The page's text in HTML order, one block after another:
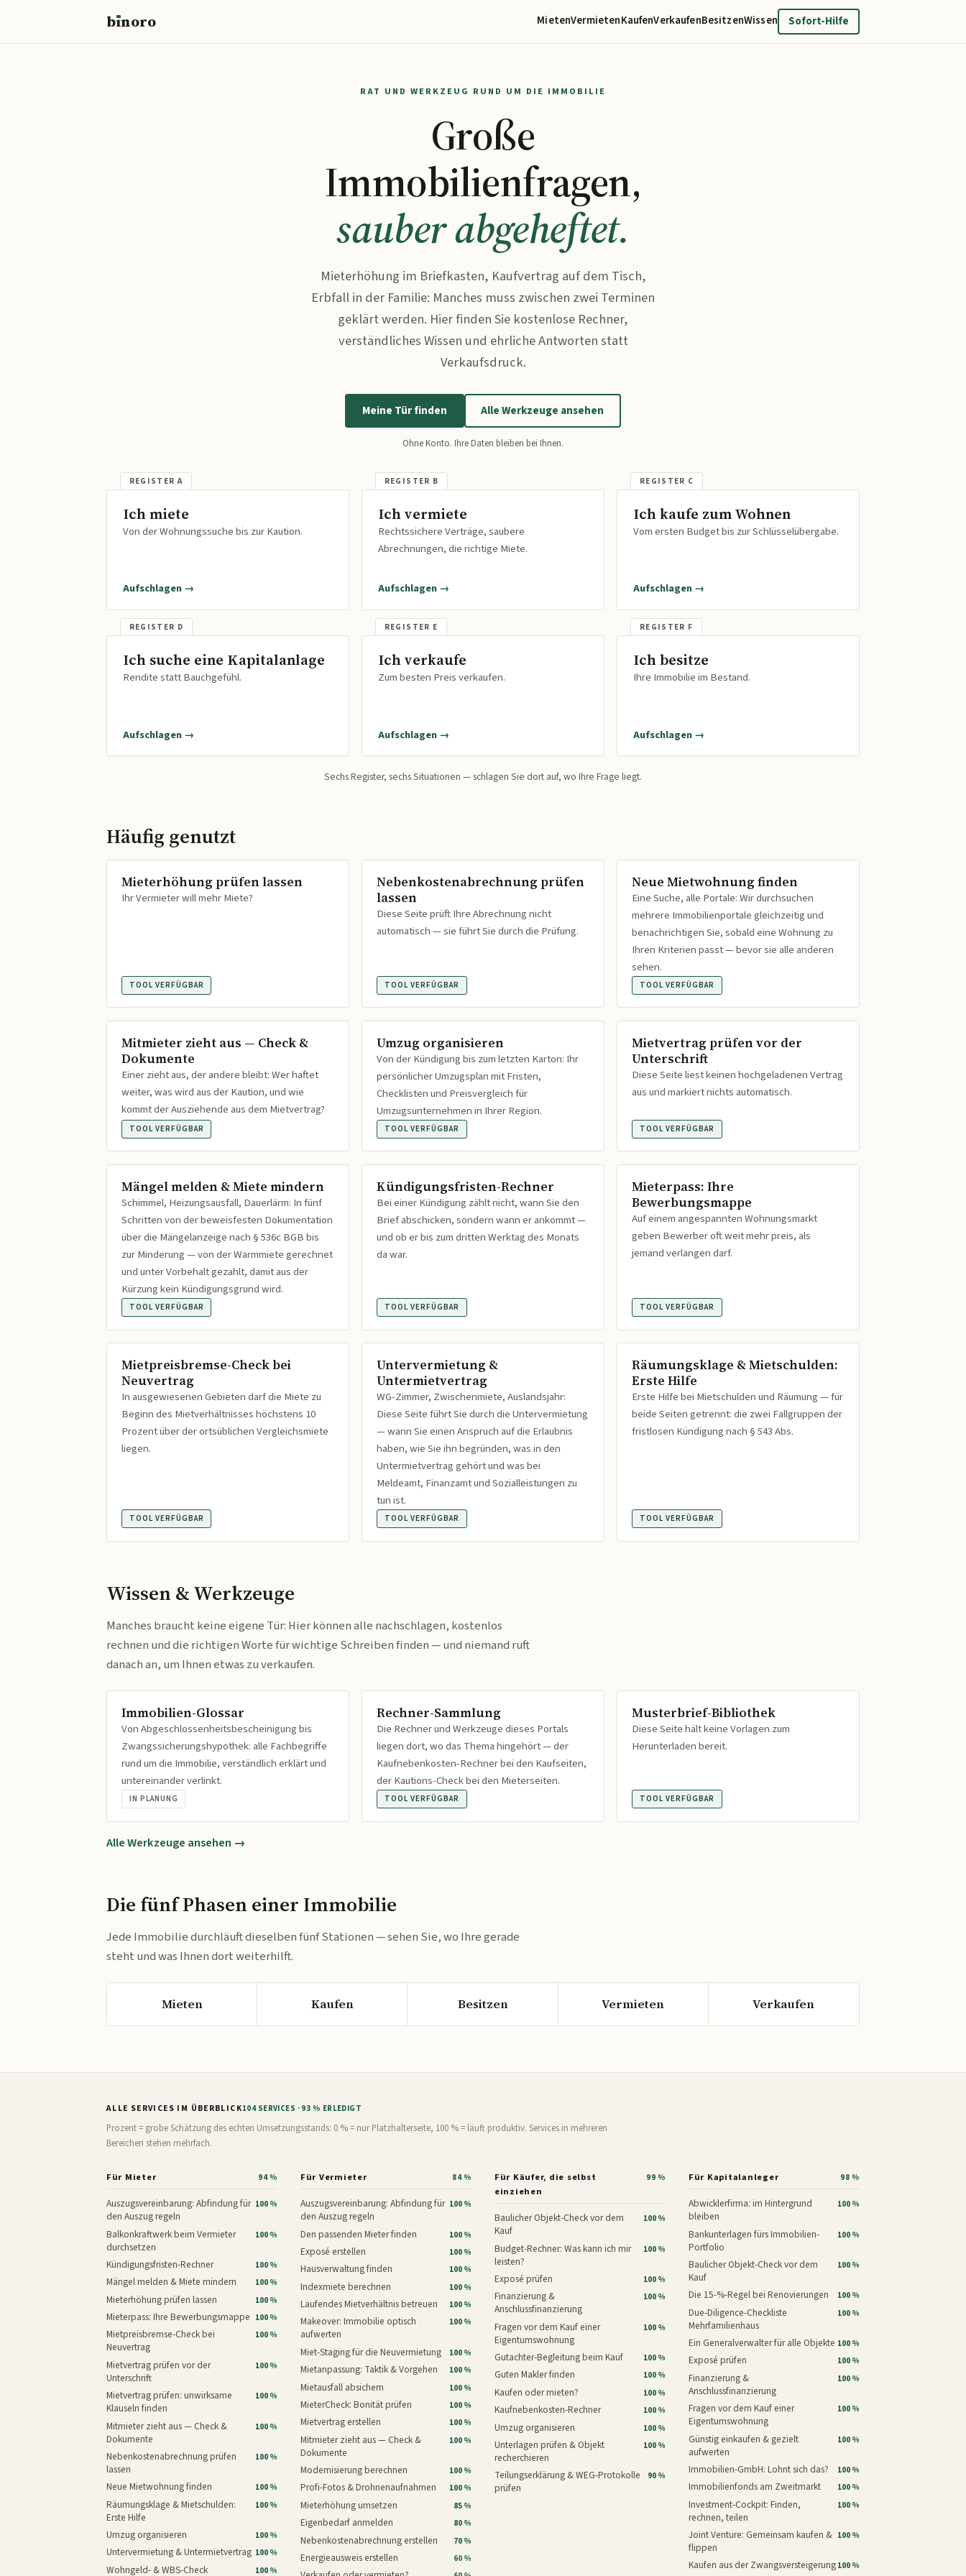
bınoro MietenVermietenKaufenVerkaufenBesitzenWissen Sofort-Hilfe
RAT UND WERKZEUG RUND UM DIE IMMOBILIE
Große
Immobilienfragen,
sauber abgeheftet.
Mieterhöhung im Briefkasten, Kaufvertrag auf dem Tisch,
Erbfall in der Familie: Manches muss zwischen zwei Terminen
geklärt werden. Hier finden Sie kostenlose Rechner,
verständliches Wissen und ehrliche Antworten statt
Verkaufsdruck.
Meine Tür finden Alle Werkzeuge ansehen
Ohne Konto. Ihre Daten bleiben bei Ihnen.
Ich miete
Von der Wohnungssuche bis zur Kaution.
Aufschlagen →
Ich vermiete
Rechtssichere Verträge, saubere
Abrechnungen, die richtige Miete.
Aufschlagen →
Ich kaufe zum Wohnen
Vom ersten Budget bis zur Schlüsselübergabe.
Aufschlagen →
Ich suche eine Kapitalanlage
Rendite statt Bauchgefühl.
Aufschlagen →
Ich verkaufe
Zum besten Preis verkaufen.
Aufschlagen →
Ich besitze
Ihre Immobilie im Bestand.
Aufschlagen →
Sechs Register, sechs Situationen — schlagen Sie dort auf, wo Ihre Frage liegt.
Häufig genutzt
Mieterhöhung prüfen lassen
Ihr Vermieter will mehr Miete?
TOOL VERFÜGBAR
Nebenkostenabrechnung prüfen
lassen
Diese Seite prüft Ihre Abrechnung nicht
automatisch — sie führt Sie durch die Prüfung.
TOOL VERFÜGBAR
Neue Mietwohnung finden
Eine Suche, alle Portale: Wir durchsuchen
mehrere Immobilienportale gleichzeitig und
benachrichtigen Sie, sobald eine Wohnung zu
Ihren Kriterien passt — bevor sie alle anderen
sehen.
TOOL VERFÜGBAR
Mitmieter zieht aus — Check &
Dokumente
Einer zieht aus, der andere bleibt: Wer haftet
weiter, was wird aus der Kaution, und wie
kommt der Ausziehende aus dem Mietvertrag?
TOOL VERFÜGBAR
Umzug organisieren
Von der Kündigung bis zum letzten Karton: Ihr
persönlicher Umzugsplan mit Fristen,
Checklisten und Preisvergleich für
Umzugsunternehmen in Ihrer Region.
TOOL VERFÜGBAR
Mietvertrag prüfen vor der
Unterschrift
Diese Seite liest keinen hochgeladenen Vertrag
aus und markiert nichts automatisch.
TOOL VERFÜGBAR
Mängel melden & Miete mindern
Schimmel, Heizungsausfall, Dauerlärm: In fünf
Schritten von der beweisfesten Dokumentation
über die Mängelanzeige nach § 536c BGB bis
zur Minderung — von der Warmmiete gerechnet
und unter Vorbehalt gezahlt, damit aus der
Kürzung kein Kündigungsgrund wird.
TOOL VERFÜGBAR
Kündigungsfristen-Rechner
Bei einer Kündigung zählt nicht, wann Sie den
Brief abschicken, sondern wann er ankommt —
und ob er bis zum dritten Werktag des Monats
da war.
TOOL VERFÜGBAR
Mieterpass: Ihre
Bewerbungsmappe
Auf einem angespannten Wohnungsmarkt
geben Bewerber oft weit mehr preis, als
jemand verlangen darf.
TOOL VERFÜGBAR
Mietpreisbremse-Check bei
Neuvertrag
In ausgewiesenen Gebieten darf die Miete zu
Beginn des Mietverhältnisses höchstens 10
Prozent über der ortsüblichen Vergleichsmiete
liegen.
TOOL VERFÜGBAR
Untervermietung &
Untermietvertrag
WG-Zimmer, Zwischenmiete, Auslandsjahr:
Diese Seite führt Sie durch die Untervermietung
— wann Sie einen Anspruch auf die Erlaubnis
haben, wie Sie ihn begründen, was in den
Untermietvertrag gehört und was bei
Meldeamt, Finanzamt und Sozialleistungen zu
tun ist.
TOOL VERFÜGBAR
Räumungsklage & Mietschulden:
Erste Hilfe
Erste Hilfe bei Mietschulden und Räumung — für
beide Seiten getrennt: die zwei Fallgruppen der
fristlosen Kündigung nach § 543 Abs.
TOOL VERFÜGBAR
Wissen & Werkzeuge
Manches braucht keine eigene Tür: Hier können alle nachschlagen, kostenlos
rechnen und die richtigen Worte für wichtige Schreiben finden — und niemand ruft
danach an, um Ihnen etwas zu verkaufen.
Immobilien-Glossar
Von Abgeschlossenheitsbescheinigung bis
Zwangssicherungshypothek: alle Fachbegriffe
rund um die Immobilie, verständlich erklärt und
untereinander verlinkt.
IN PLANUNG
Rechner-Sammlung
Die Rechner und Werkzeuge dieses Portals
liegen dort, wo das Thema hingehört — der
Kaufnebenkosten-Rechner bei den Kaufseiten,
der Kautions-Check bei den Mieterseiten.
TOOL VERFÜGBAR
Musterbrief-Bibliothek
Diese Seite hält keine Vorlagen zum
Herunterladen bereit.
TOOL VERFÜGBAR
Alle Werkzeuge ansehen →
Die fünf Phasen einer Immobilie
Jede Immobilie durchläuft dieselben fünf Stationen — sehen Sie, wo Ihre gerade
steht und was Ihnen dort weiterhilft.
Mieten Kaufen Besitzen Vermieten Verkaufen
ALLE SERVICES IM ÜBERBLICK104 SERVICES · 93 % ERLEDIGT
Prozent = grobe Schätzung des echten Umsetzungsstands: 0 % = nur Platzhalterseite, 100 % = läuft produktiv. Services in mehreren
Bereichen stehen mehrfach.
Für Mieter 94 %
Auszugsvereinbarung: Abfindung für
den Auszug regeln
100 %
Balkonkraftwerk beim Vermieter
durchsetzen
100 %
Kündigungsfristen-Rechner 100 %
Mängel melden & Miete mindern 100 %
Mieterhöhung prüfen lassen 100 %
Mieterpass: Ihre Bewerbungsmappe 100 %
Mietpreisbremse-Check bei
Neuvertrag
100 %
Mietvertrag prüfen vor der
Unterschrift
100 %
Mietvertrag prüfen: unwirksame
Klauseln finden
100 %
Mitmieter zieht aus — Check &
Dokumente
100 %
Nebenkostenabrechnung prüfen
lassen
100 %
Neue Mietwohnung finden 100 %
Räumungsklage & Mietschulden:
Erste Hilfe
100 %
Umzug organisieren 100 %
Untervermietung & Untermietvertrag 100 %
Wohngeld- & WBS-Check 100 %
Für Vermieter 84 %
Auszugsvereinbarung: Abfindung für
den Auszug regeln
100 %
Den passenden Mieter finden 100 %
Exposé erstellen 100 %
Hausverwaltung finden 100 %
Indexmiete berechnen 100 %
Laufendes Mietverhältnis betreuen 100 %
Makeover: Immobilie optisch
aufwerten
100 %
Miet-Staging für die Neuvermietung 100 %
Mietanpassung: Taktik & Vorgehen 100 %
Mietausfall absichern 100 %
MieterCheck: Bonität prüfen 100 %
Mietvertrag erstellen 100 %
Mitmieter zieht aus — Check &
Dokumente
100 %
Modernisierung berechnen 100 %
Profi-Fotos & Drohnenaufnahmen 100 %
Mieterhöhung umsetzen 85 %
Eigenbedarf anmelden 80 %
Nebenkostenabrechnung erstellen 70 %
Energieausweis erstellen 60 %
Für Käufer, die selbst
einziehen
99 %
Baulicher Objekt-Check vor dem
Kauf
100 %
Budget-Rechner: Was kann ich mir
leisten?
100 %
Exposé prüfen 100 %
Finanzierung &
Anschlussfinanzierung
100 %
Fragen vor dem Kauf einer
Eigentumswohnung
100 %
Gutachter-Begleitung beim Kauf 100 %
Guten Makler finden 100 %
Kaufen oder mieten? 100 %
Kaufnebenkosten-Rechner 100 %
Umzug organisieren 100 %
Unterlagen prüfen & Objekt
recherchieren
100 %
Teilungserklärung & WEG-Protokolle
prüfen
90 %
Für Kapitalanleger 98 %
Abwicklerfirma: im Hintergrund
bleiben
100 %
Bankunterlagen fürs Immobilien-
Portfolio
100 %
Baulicher Objekt-Check vor dem
Kauf
100 %
Die 15-%-Regel bei Renovierungen 100 %
Due-Diligence-Checkliste
Mehrfamilienhaus
100 %
Ein Generalverwalter für alle Objekte 100 %
Exposé prüfen 100 %
Finanzierung &
Anschlussfinanzierung
100 %
Fragen vor dem Kauf einer
Eigentumswohnung
100 %
Günstig einkaufen & gezielt
aufwerten
100 %
Immobilien-GmbH: Lohnt sich das? 100 %
Immobilienfonds am Zweitmarkt 100 %
Investment-Cockpit: Finden,
rechnen, teilen
100 %
Joint Venture: Gemeinsam kaufen &
flippen
100 %
Kaufen aus der Zwangsversteigerung100 %